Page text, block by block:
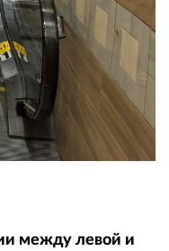
между левой и